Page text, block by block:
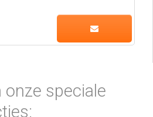
onze speciale